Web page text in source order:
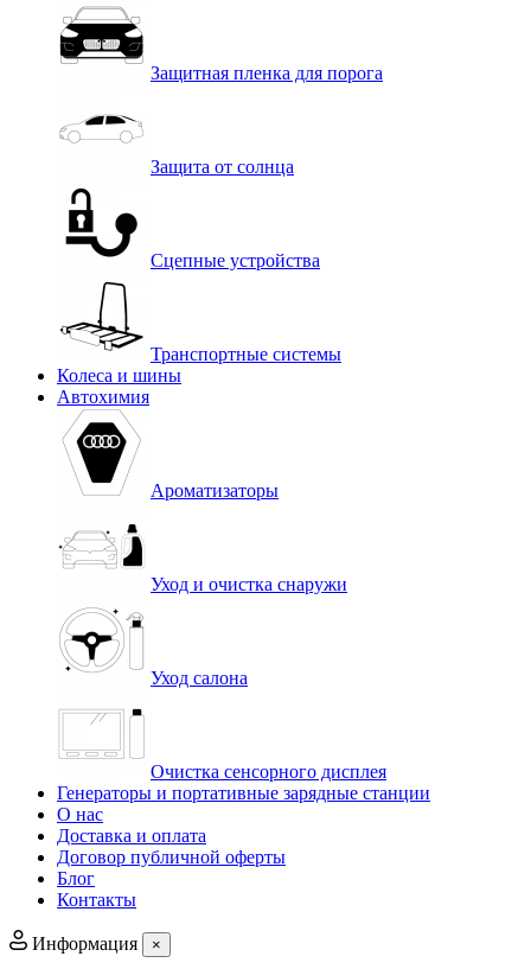
Защитная пленка для порога
Защита от солнца
Сцепные устройства
Транспортные системы
Колеса и шины
Автохимия
Ароматизаторы
Уход и очистка снаружи
Уход салона
Очистка сенсорного дисплея
Генераторы и портативные зарядные станции
О нас
Доставка и оплата
Договор публичной оферты
Блог
Контакты
Информация ×